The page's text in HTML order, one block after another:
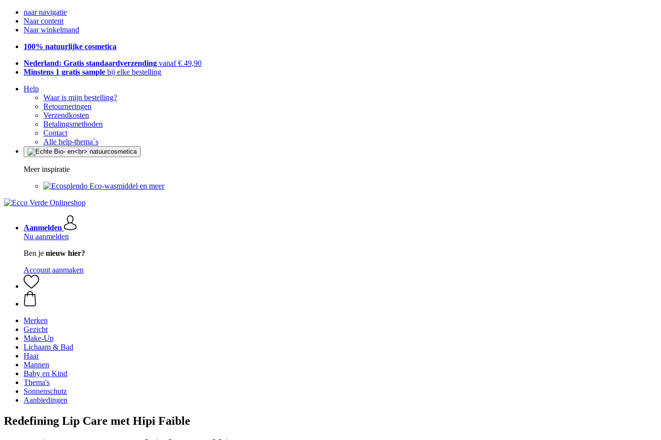
naar navigatie
Naar content
Naar winkelmand
100% natuurlijke cosmetica
Nederland: Gratis standaardverzending vanaf € 49,90
Minstens 1 gratis sample bij elke bestelling
Help
Waar is mijn bestelling?
Retourneringen
Verzendkosten
Betalingsmethoden
Contact
Alle help-thema`s
Meer inspiratie
Eco-wasmiddel en meer
Aanmelden
Nu aanmelden
Ben je nieuw hier?
Account aanmaken
Merken
Gezicht
Make-Up
Lichaam & Bad
Haar
Mannen
Baby en Kind
Thema's
Sonnenschutz
Aanbiedingen
Redefining Lip Care met Hipi Faible